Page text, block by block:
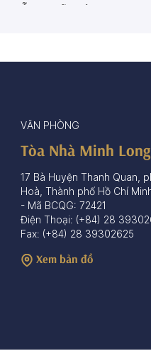
Muỗng - Đũa sứ
VĂN PHÒNG
Tòa Nhà Minh Long
17 Bà Huyện Thanh Quan,
Hoà, Thành phố Hồ Chí
- Mã BCQG: 72421
Điện Thoại: (+84) 28
Fax: (+84) 28 39302625
Xem bản đồ